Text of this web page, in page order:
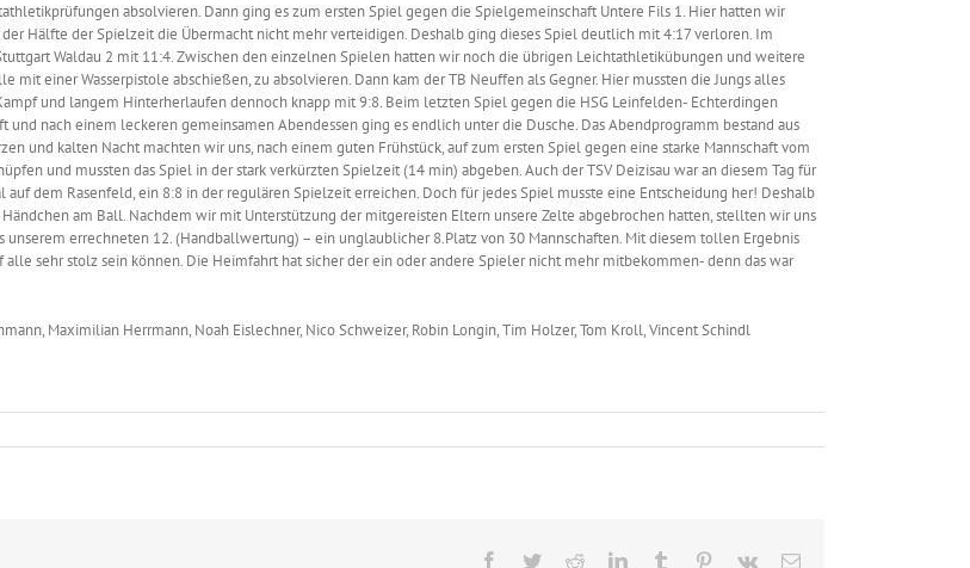
absolvieren. Dann ging es zum ersten Spiel gegen die Spielgemeinschaft Untere Fils 1. Hier hatten wir
Hälfte der Spielzeit die Übermacht nicht mehr verteidigen. Deshalb ging dieses Spiel deutlich mit 4:17 verloren. Im
Waldau 2 mit 11:4. Zwischen den einzelnen Spielen hatten wir noch die übrigen Leichtathletikübungen und weitere
einer Wasserpistole abschießen, zu absolvieren. Dann kam der TB Neuffen als Gegner. Hier mussten die Jungs alles
und langem Hinterherlaufen dennoch knapp mit 9:8. Beim letzten Spiel gegen die HSG Leinfelden- Echterdingen
nach einem leckeren gemeinsamen Abendessen ging es endlich unter die Dusche. Das Abendprogramm bestand aus
und kalten Nacht machten wir uns, nach einem guten Frühstück, auf zum ersten Spiel gegen eine starke Mannschaft vom
und mussten das Spiel in der stark verkürzten Spielzeit (14 min) abgeben. Auch der TSV Deizisau war an diesem Tag für
dem Rasenfeld, ein 8:8 in der regulären Spielzeit erreichen. Doch für jedes Spiel musste eine Entscheidung her! Deshalb
am Ball. Nachdem wir mit Unterstützung der mitgereisten Eltern unsere Zelte abgebrochen hatten, stellten wir uns
errechneten 12. (Handballwertung) – ein unglaublicher 8.Platz von 30 Mannschaften. Mit diesem tollen Ergebnis
sehr stolz sein können. Die Heimfahrt hat sicher der ein oder andere Spieler nicht mehr mitbekommen- denn das war
Maximilian Herrmann, Noah Eislechner, Nico Schweizer, Robin Longin, Tim Holzer, Tom Kroll, Vincent Schindl
Facebook
TwitterRedditLinkedInTumblr Pinterest
Vk E-